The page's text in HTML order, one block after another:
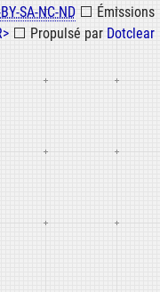
SA-NC-ND ⬜ Émissions
⬜ Propulsé par Dotclear